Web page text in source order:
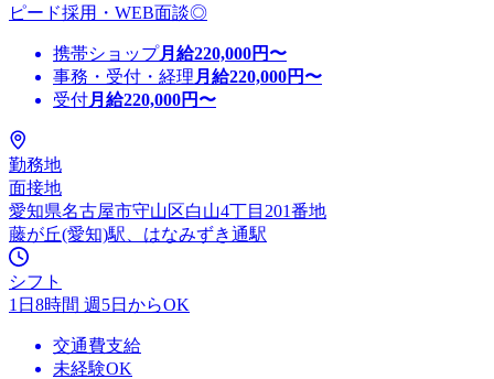
ピード採用・WEB面談◎
携帯ショップ月給220,000円〜
事務・受付・経理 月給220,000円〜
受付月給220,000円〜
勤務地
面接地
愛知県名古屋市守山区白山4丁目201番地
藤が丘(愛知)駅、はなみずき通駅
シフト
1日8時間 週5日からOK
交通費支給
未経験OK